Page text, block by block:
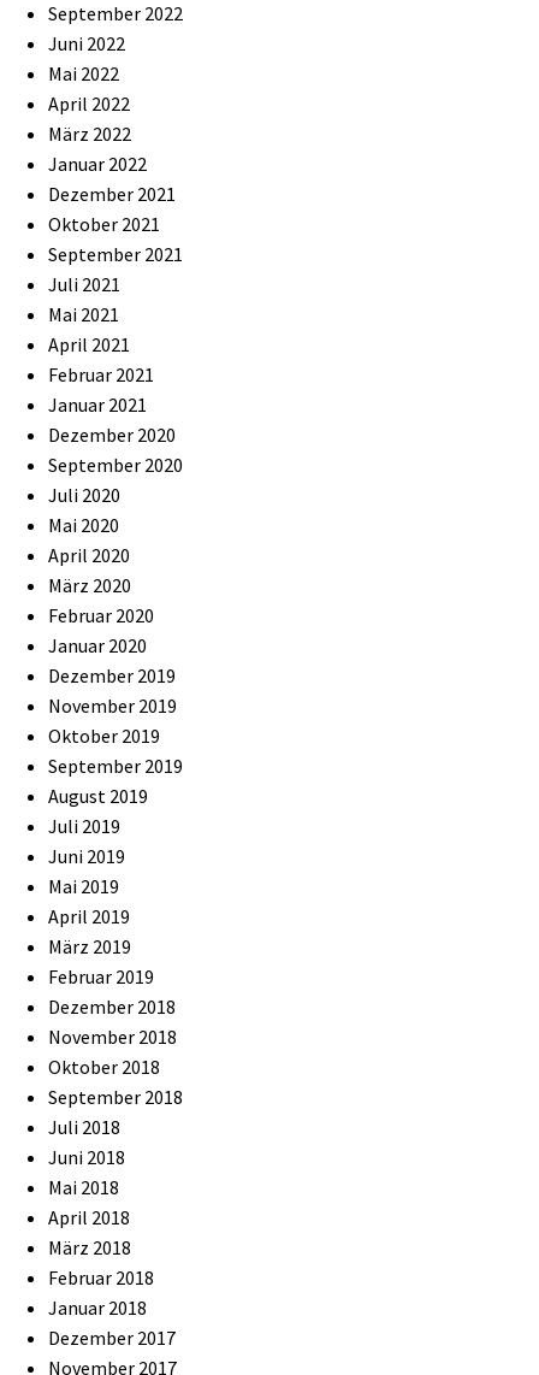
September 2022
Juni 2022
Mai 2022
April 2022
März 2022
Januar 2022
Dezember 2021
Oktober 2021
September 2021
Juli 2021
Mai 2021
April 2021
Februar 2021
Januar 2021
Dezember 2020
September 2020
Juli 2020
Mai 2020
April 2020
März 2020
Februar 2020
Januar 2020
Dezember 2019
November 2019
Oktober 2019
September 2019
August 2019
Juli 2019
Juni 2019
Mai 2019
April 2019
März 2019
Februar 2019
Dezember 2018
November 2018
Oktober 2018
September 2018
Juli 2018
Juni 2018
Mai 2018
April 2018
März 2018
Februar 2018
Januar 2018
Dezember 2017
November 2017